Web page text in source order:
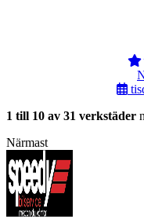
1 till 10 av 31 verkstäder
Närmast